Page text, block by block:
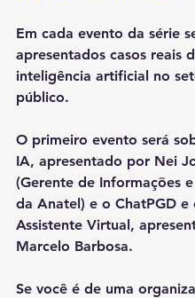
Em cada evento da série
apresentados casos reais
inteligência artificial no
público.
O primeiro evento será
IA, apresentado por Nei
(Gerente de Informações
da Anatel) e o ChatPGD e
Assistente Virtual,
Marcelo Barbosa.
Se você é de uma